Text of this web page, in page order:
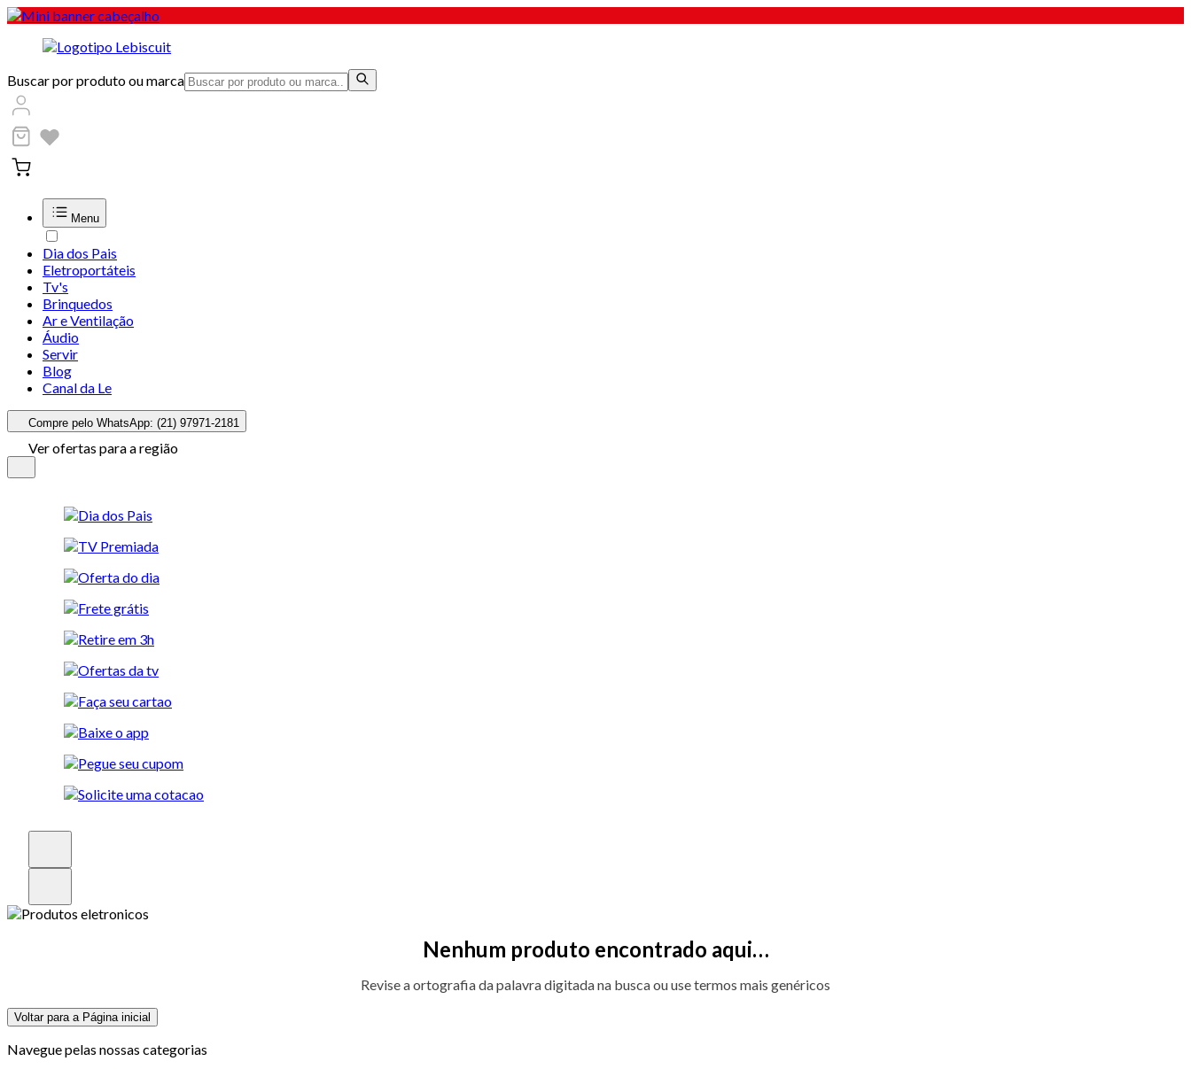
Buscar por produto ou marca
Menu
Dia dos Pais
Eletroportáteis
Tv's
Brinquedos
Ar e Ventilação
Áudio
Servir
Blog
Canal da Le
Compre pelo WhatsApp: (21) 97971-2181
Ver ofertas para a região
Nenhum produto encontrado aqui…
Revise a ortografia da palavra digitada na busca ou use termos mais genéricos
Voltar para a Página inicial
Navegue pelas nossas categorias